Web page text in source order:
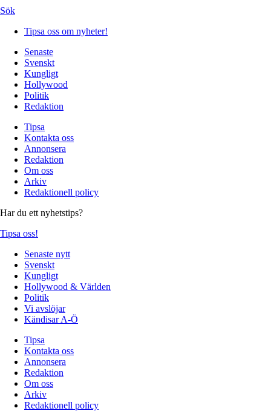
Sök
Tipsa oss om nyheter!
Senaste
Svenskt
Kungligt
Hollywood
Politik
Redaktion
Tipsa
Kontakta oss
Annonsera
Redaktion
Om oss
Arkiv
Redaktionell policy
Har du ett nyhetstips?
Tipsa oss!
Senaste nytt
Svenskt
Kungligt
Hollywood & Världen
Politik
Vi avslöjar
Kändisar A-Ö
Tipsa
Kontakta oss
Annonsera
Redaktion
Om oss
Arkiv
Redaktionell policy